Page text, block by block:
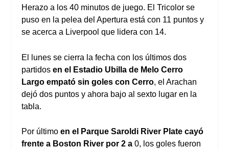
Herazo a los 40 minutos de juego. El Tricolor se
puso en la pelea del Apertura está con 11 puntos y
se acerca a Liverpool que lidera con 14.
El lunes se cierra la fecha con los últimos dos
partidosen el Estadio Ubilla de Melo Cerro
Largo empató sin goles con Cerro, el Arachan
dejó dos puntos y ahora bajo al sexto lugar en la
tabla.
Por últimoen el Parque Saroldi River Plate cayó
frente a Boston River por 2 a0, los goles fueron